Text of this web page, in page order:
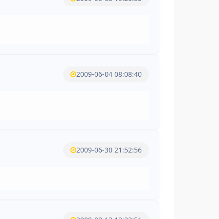
2009-06-04 08:08:40
2009-06-30 21:52:56